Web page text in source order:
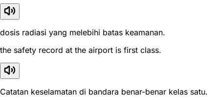
dosis radiasi yang melebihi batas keamanan.
the safety record at the airport is first class.
Catatan keselamatan di bandara benar-benar kelas satu.